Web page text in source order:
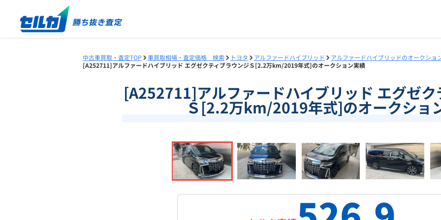
中古車買取・査定TOP 車買取相場・査定価格 検索 トヨタ アルファードハイブリッド
アルファードハイブリッドのオークショ
[A252711]アルファードハイブリッド エグゼクティブラウンジＳ[2.2万km/2019年式]のオークション実績
[A252711]アルファードハイブリッド エグゼク
Ｓ[2.2万km/2019年式]のオークショ